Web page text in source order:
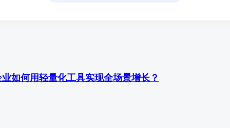
如何用轻量化工具实现全场景增长？